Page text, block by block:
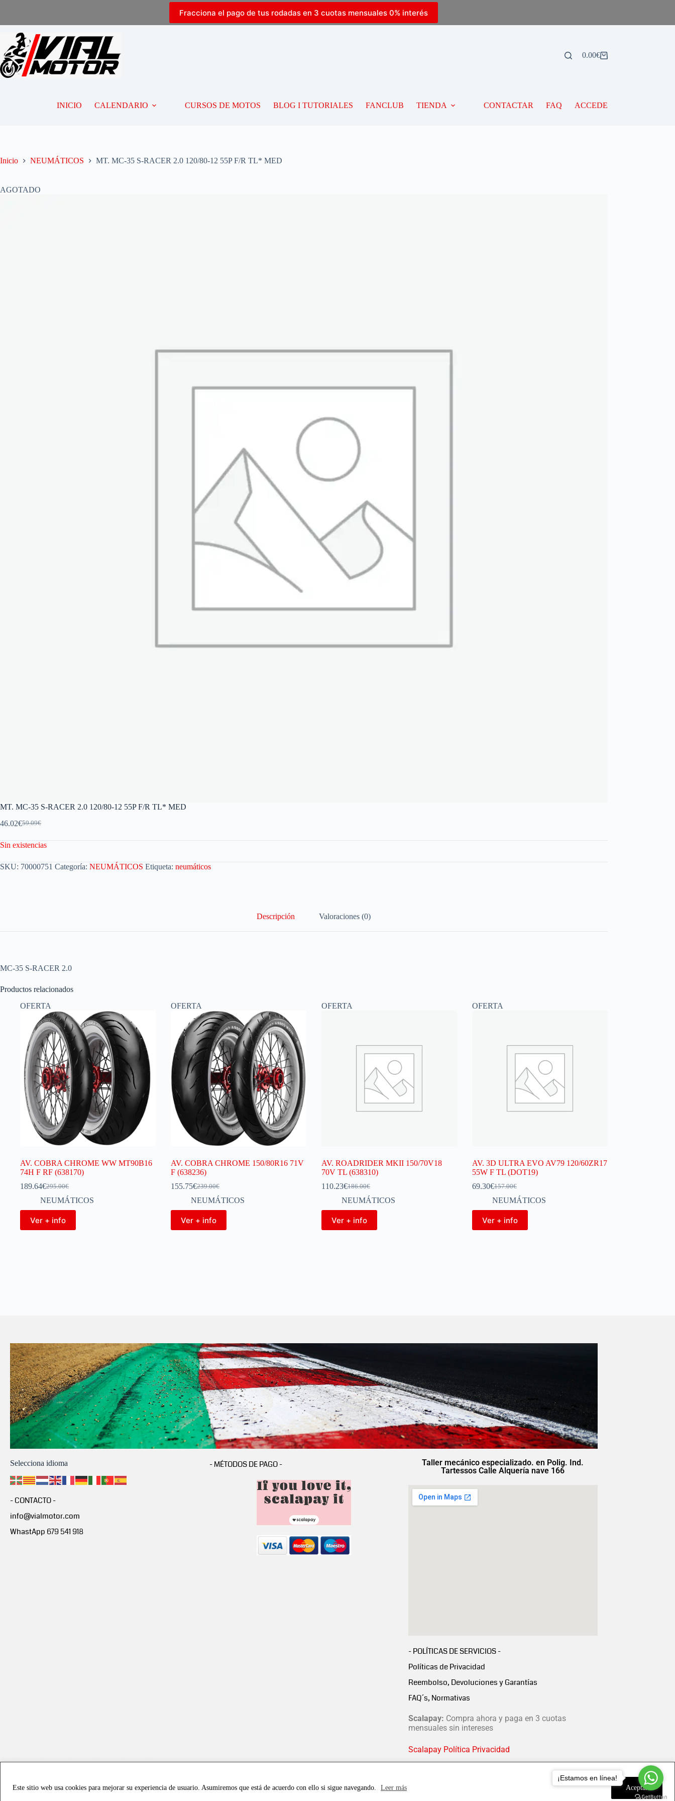
Este sitio web usa cookies para mejorar su experiencia de usuario. Asumiremos que está de acuerdo con ello si sigue navegando. Leer más Aceptar
Fracciona el pago de tus rodadas en 3 cuotas mensuales 0% interés
0.00€
INICIO CALENDARIO CURSOS DE MOTOS BLOG I TUTORIALES FANCLUB TIENDA CONTACTAR FAQ ACCEDE
Inicio NEUMÁTICOS MT. MC-35 S-RACER 2.0 120/80-12 55P F/R TL* MED
AGOTADO
MT. MC-35 S-RACER 2.0 120/80-12 55P F/R TL* MED
59.09€
46.02€
Sin existencias
SKU: 70000751 Categoría: NEUMÁTICOS Etiqueta: neumáticos
Descripción Valoraciones (0)
MC-35 S-RACER 2.0
Productos relacionados
OFERTA
AV. COBRA CHROME WW MT90B16
74H F RF (638170)
295.00€
189.64€
NEUMÁTICOS
Ver + info
OFERTA
AV. COBRA CHROME 150/80R16 71V
F (638236)
239.00€
155.75€
NEUMÁTICOS
Ver + info
OFERTA
AV. ROADRIDER MKII 150/70V18
70V TL (638310)
186.00€
110.23€
NEUMÁTICOS
Ver + info
OFERTA
AV. 3D ULTRA EVO AV79 120/60ZR17
55W F TL (DOT19)
157.00€
69.30€
NEUMÁTICOS
Ver + info
Selecciona idioma
- CONTACTO -
info@vialmotor.com
WhastApp 679 541 918
- MÉTODOS DE PAGO -
Taller mecánico especializado. en Polig. Ind.
Tartessos Calle Alquería nave 166
- POLÍTICAS DE SERVICIOS -
Políticas de Privacidad
Reembolso, Devoluciones y Garantías
FAQ´s, Normativas
Scalapay: Compra ahora y paga en 3 cuotas
mensuales sin intereses
Scalapay Política Privacidad
¡Estamos en línea!